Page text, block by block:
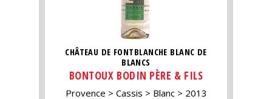
CHÂTEAU DE FONTBLANCHE BLANC DE
BLANCS
BONTOUX BODIN PÈRE & FILS
Provence Cassis Blanc 2013